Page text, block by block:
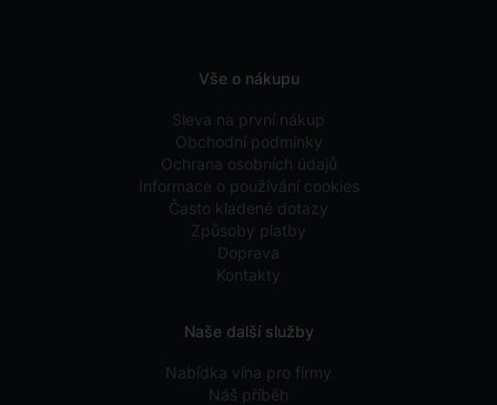
Vše o nákupu
Sleva na první nákup
Obchodní podmínky
Ochrana osobních údajů
Informace o používání cookies
Často kladené dotazy
Způsoby platby
Doprava
Kontakty
Naše další služby
Nabídka vína pro firmy
Náš příběh